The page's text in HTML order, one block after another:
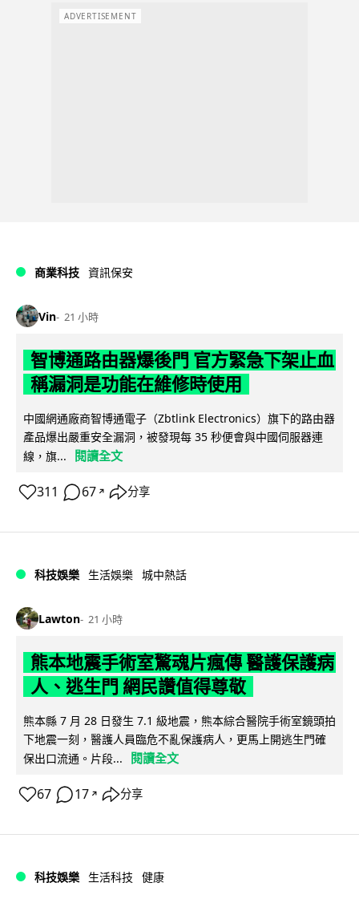
ADVERTISEMENT
商業科技 資訊保安
Vin 21 小時
智博通路由器爆後門 官方緊急下架止血
稱漏洞是功能在維修時使用
中國網通廠商智博通電子（Zbtlink Electronics）旗下的路由器
產品爆出嚴重安全漏洞，被發現每 35 秒便會與中國伺服器連
線，旗...
閱讀全文
311 67 ↗ 分享
科技娛樂 生活娛樂 城中熱話
Lawton 21 小時
熊本地震手術室驚魂片瘋傳 醫護保護病
人、逃生門 網民讚值得尊敬
熊本縣 7 月 28 日發生 7.1 級地震，熊本綜合醫院手術室鏡頭拍
下地震一刻，醫護人員臨危不亂保護病人，更馬上開逃生門確
保出口流通。片段...
閱讀全文
67 17 ↗ 分享
科技娛樂 生活科技 健康